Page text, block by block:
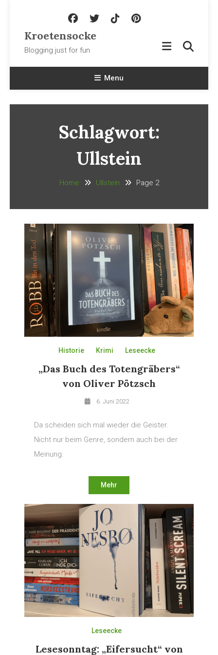
Kroetensocke
Blogging just for fun
Menu
Schlagwort:
Ullstein
Home Ullstein Page 2
Historie Krimi Leseecke
„Das Buch des Totengräbers“
von Oliver Pötzsch
6. Juni 2022
Da scheiden sich mal wieder die Geister.
Nicht nur beim Genre, sondern auch bei der
Meinung.
Mehr
Leseecke
Lesesonntag: „Eifersucht“ von